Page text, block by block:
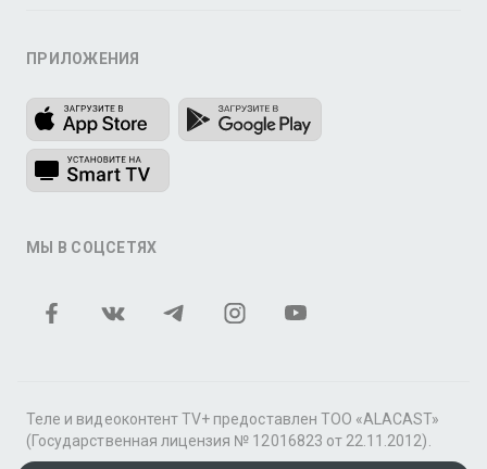
ПРИЛОЖЕНИЯ
МЫ В СОЦСЕТЯХ
Теле и видеоконтент TV+ предоставлен ТОО «ALACAST»
(Государственная лицензия № 12016823 от 22.11.2012).